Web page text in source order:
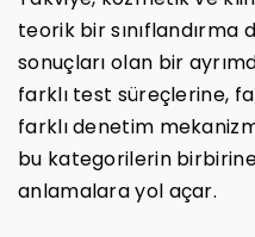
teorik bir
sonuçları olan bir
farklı test süreçlerine,
farklı denetim
bu kategorilerin birbirine
anlamalara yol açar.